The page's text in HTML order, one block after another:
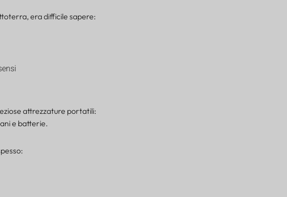
era difficile sapere:
attrezzature portatili:
e batterie.